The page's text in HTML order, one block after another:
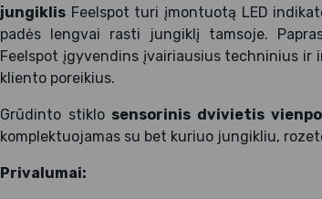
jungiklis Feelspot turi įmontuotą LED
padės lengvai rasti jungiklį tamsoje.
Feelspot įgyvendins įvairiausius techninius
kliento poreikius.
Grūdinto stiklo sensorinis dvivietis
komplektuojamas su bet kuriuo jungikliu,
Privalumai: